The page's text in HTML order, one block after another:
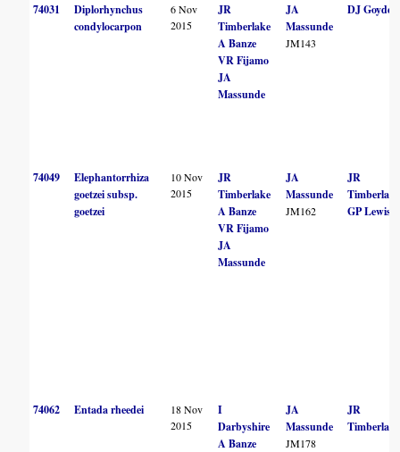
74031
Diplorhynchus
condylocarpon
6 Nov
2015
JR
Timberlake
A Banze
VR Fijamo
JA
Massunde
JA
Massunde
JM143
DJ Goyder
74049
Elephantorrhiza
goetzei subsp.
goetzei
10 Nov
2015
JR
Timberlake
A Banze
VR Fijamo
JA
Massunde
JA
Massunde
JM162
JR
Timberlake
GP Lewis
74062 Entada rheedei
18 Nov
2015
I
Darbyshire
A Banze
JA
Massunde
JM178
JR
Timberlake